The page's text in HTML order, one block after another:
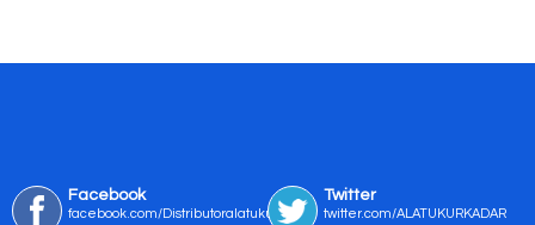
Facebook
facebook.com/Distributoralatukur
Twitter
twitter.com/ALATUKURKADAR